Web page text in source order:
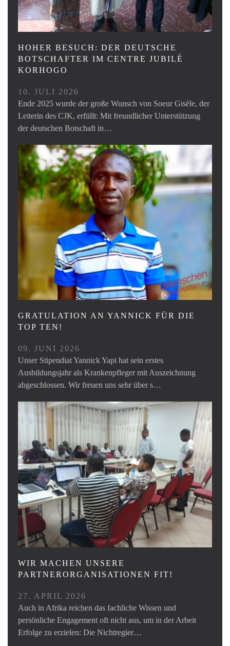
HOHER BESUCH: DER DEUTSCHE
BOTSCHAFTER IM CENTRE JUBILÉ
KORHOGO
10. JULI 2026
Ende 2025 wurde der große Wunsch von Soeur Gisèle, der
Leiterin des CJK, erfüllt: Mit freundlicher Unterstützung
der deutschen Botschaft in…
GRATULATION AN YANNICK FÜR DIE
TOP TEN!
09. JUNI 2026
Unser Stipendiat Yannick Yapi hat sein erstes
Ausbildungsjahr als Krankenpfleger mit Auszeichnung
abgeschlossen. Wir freuen uns sehr über s…
WIR MACHEN UNSERE
PARTNERORGANISATIONEN FIT!
27. APRIL 2026
Auch in Afrika reichen das fachliche Wissen und
persönliche Engagement oft nicht aus, um in der Arbeit
Erfolge zu erzielen: Die Nichtregier…